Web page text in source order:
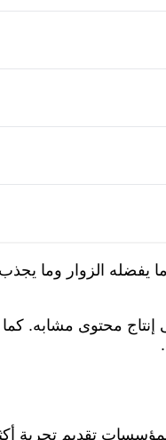
يفضله الزوار وما
محتوى مشابه.
تقديم تجربة